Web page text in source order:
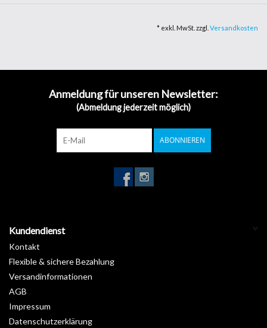
Strapazierfähige Qualität, genietete Verbindungen
Farbe: Schwarz / Silber-Grau
* exkl. MwSt. zzgl. Versandkosten
Anmeldung für unseren Newsletter:
(Abmeldung jederzeit möglich)
ABONNIEREN
Kundendienst
Kontakt
Flexible & sichere Bezahlung
Versandinformationen
AGB
Impressum
Datenschutzerklärung